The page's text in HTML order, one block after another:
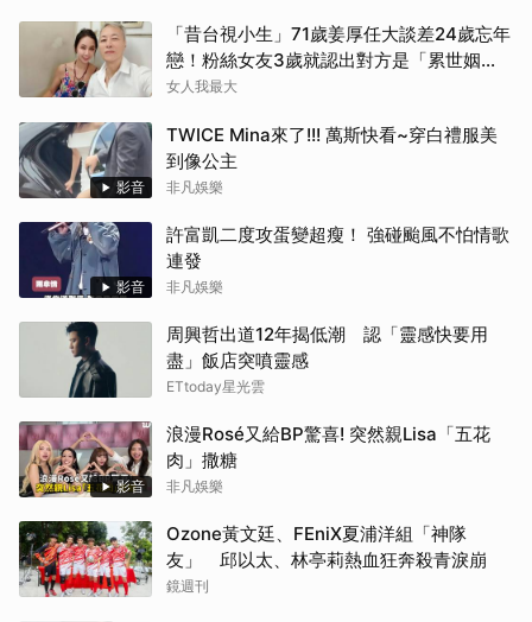
「昔台視小生」71歲姜厚任大談差24歲忘年
戀！粉絲女友3歲就認出對方是「累世姻
緣」
女人我最大
影音
TWICE Mina來了!!! 萬斯快看~穿白禮服美
到像公主
非凡娛樂
影音
許富凱二度攻蛋變超瘦！ 強碰颱風不怕情歌
連發
非凡娛樂
周興哲出道12年揭低潮 認「靈感快要用
盡」飯店突噴靈感
ETtoday星光雲
影音
浪漫Rosé又給BP驚喜! 突然親Lisa「五花
肉」撒糖
非凡娛樂
Ozone黃文廷、FEniX夏浦洋組「神隊
友」 邱以太、林亭莉熱血狂奔殺青淚崩
鏡週刊